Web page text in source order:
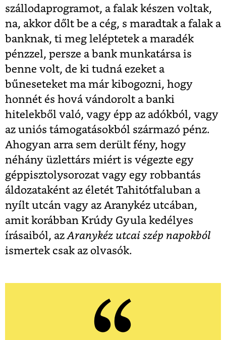
szállodaprogramot, a falak készen voltak,
na, akkor dőlt be a cég, s maradtak a falak a
banknak, ti meg leléptetek a maradék
pénzzel, persze a bank munkatársa is
benne volt, de ki tudná ezeket a
bűneseteket ma már kibogozni, hogy
honnét és hová vándorolt a banki
hitelekből való, vagy épp az adókból, vagy
az uniós támogatásokból származó pénz.
Ahogyan arra sem derült fény, hogy
néhány üzlettárs miért is végezte egy
géppisztolysorozat vagy egy robbantás
áldozataként az életét Tahitótfaluban a
nyílt utcán vagy az Aranykéz utcában,
amit korábban Krúdy Gyula kedélyes
írásaiból, azAranykéz utcai szép napokból
ismertek csak az olvasók.